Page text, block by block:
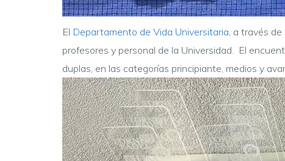
El Departamento de Vida Universitaria, a través de
profesores y personal de la Universidad. El
duplas, en las categorías principiante, medios y